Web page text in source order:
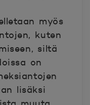
myös
kuten
siltä
on
lisäksi